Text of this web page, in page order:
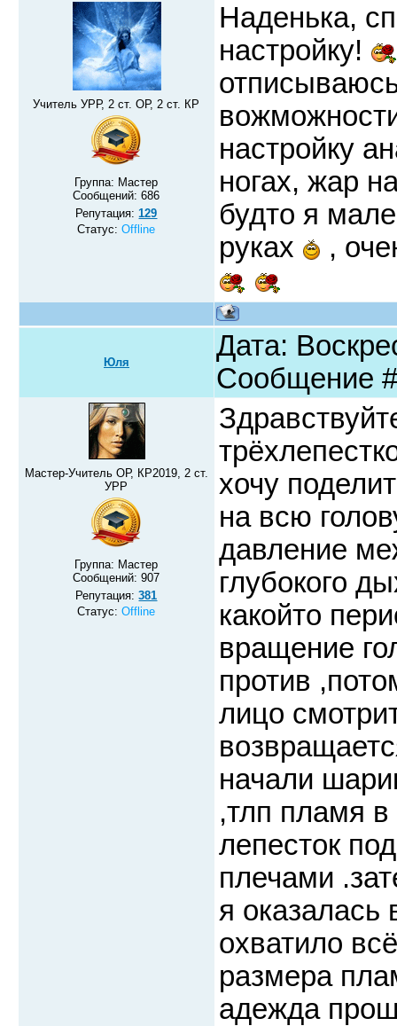
Учитель УРР, 2 ст. ОР, 2 ст. КР
Группа: Мастер
Сообщений:686
Репутация:129
Статус:Offline
Наденька,
настройку!
настройку
ногах, жар
будто я
руках
,
Юля
Дата:
Сообщение
Мастер-Учитель ОР, КР2019, 2 ст.
УРР
Группа: Мастер
Сообщений:907
Репутация:381
Статус:Offline
хочу
на всю
давление
глубокого
какойто
вращение
против
лицо
начали
,тлп пламя
лепесток
плечами
я оказалась
охватило
размера
адежда